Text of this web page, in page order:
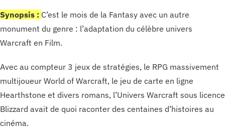
Synopsis : C’est le mois de la Fantasy avec un autre
monument du genre : l’adaptation du célèbre univers
Warcraft en Film.
Avec au compteur 3 jeux de stratégies, le RPG massivement
multijoueur World of Warcraft, le jeu de carte en ligne
Hearthstone et divers romans, l’Univers Warcraft sous licence
Blizzard avait de quoi raconter des centaines d’histoires au
cinéma.